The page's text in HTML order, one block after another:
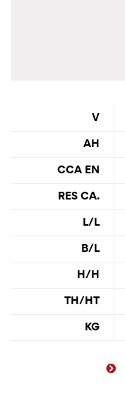
V
AH
CCA EN
RES CA.
L/L
B/L
H/H
TH/HT
KG